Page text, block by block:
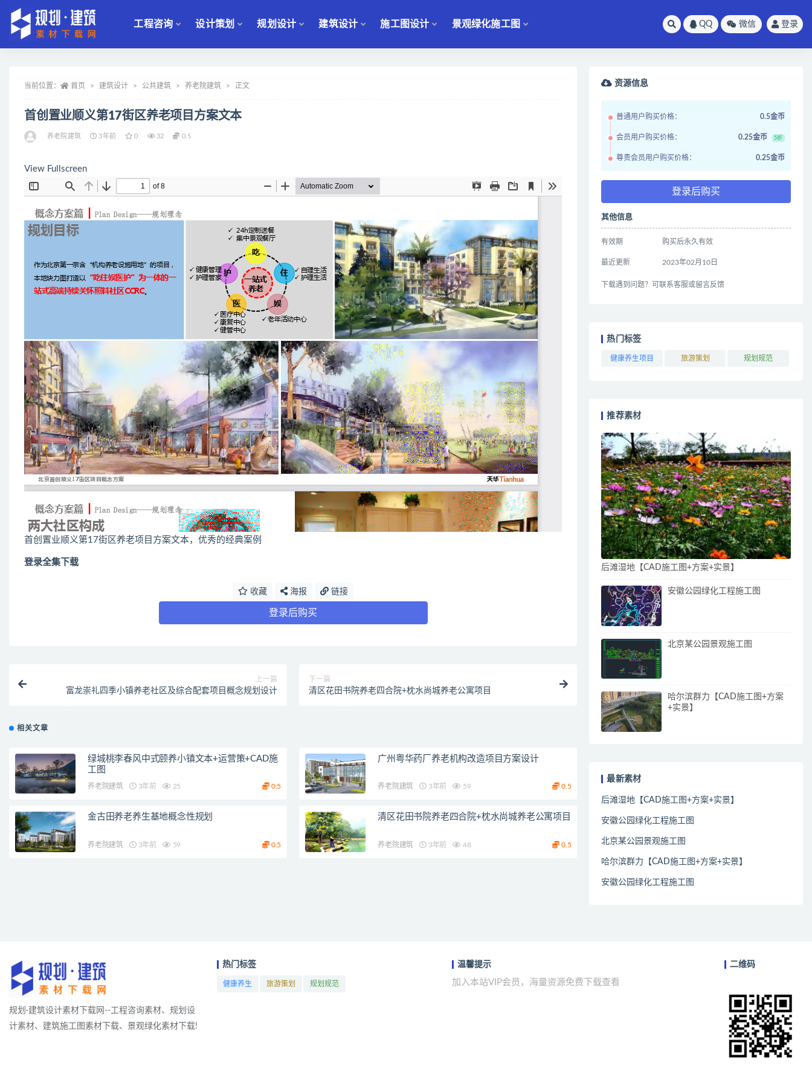
工程咨询 设计策划 规划设计 建筑设计 施工图设计 景观绿化施工图 QQ 微信 登录
当前位置： 首页 建筑设计 公共建筑 养老院建筑 正文
首创置业顺义第17街区养老项目方案文本
养老院建筑 3年前 0 32 0.5
View Fullscreen
首创置业顺义第17街区养老项目方案文本，优秀的经典案例
登录全集下载
收藏 海报 链接
登录后购买
上一篇
富龙崇礼四季小镇养老社区及综合配套项目概念规划设计
下一篇
清区花田书院养老四合院+枕水尚城养老公寓项目
相关文章
绿城桃李春风中式颐养小镇文本+运营策+CAD施
工图
养老院建筑 3年前 25 0.5
广州粤华药厂养老机构改造项目方案设计
养老院建筑 3年前 59 0.5
金古田养老养生基地概念性规划
养老院建筑 3年前 59 0.5
清区花田书院养老四合院+枕水尚城养老公寓项目
养老院建筑 3年前 48 0.5
资源信息
普通用户购买价格： 0.5金币
会员用户购买价格： 0.25金币 5折
尊贵会员用户购买价格： 0.25金币
登录后购买
其他信息
有效期 购买后永久有效
最近更新 2023年02月10日
下载遇到问题？可联系客服或留言反馈
热门标签
健康养生项目 旅游策划 规划规范
推荐素材
后滩湿地【CAD施工图+方案+实景】
安徽公园绿化工程施工图
北京某公园景观施工图
哈尔滨群力【CAD施工图+方案
+实景】
最新素材
后滩湿地【CAD施工图+方案+实景】
安徽公园绿化工程施工图
北京某公园景观施工图
哈尔滨群力【CAD施工图+方案+实景】
安徽公园绿化工程施工图
规划·建筑设计素材下载网--工程咨询素材、规划设
计素材、建筑施工图素材下载、景观绿化素材下载!
热门标签
健康养生 旅游策划 规划规范
温馨提示
加入本站VIP会员，海量资源免费下载查看
二维码